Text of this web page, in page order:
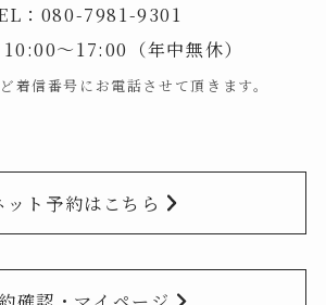
： 080-7981-9301
～17:00（年中無休）
着信番号にお電話させて頂きます。
ット予約はこちら